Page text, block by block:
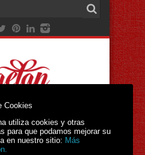
Cookies
utiliza cookies y otras
para que podamos mejorar su
en nuestro sitio: Más